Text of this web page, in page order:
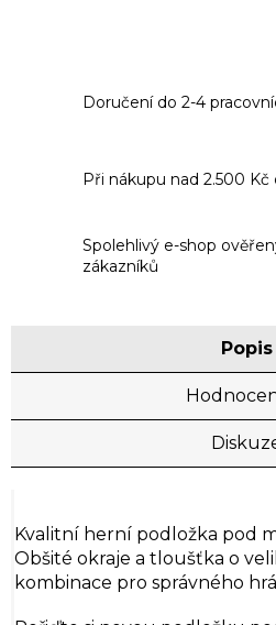
Doručení do 2-4
Při nákupu nad 2.500
Spolehlivý e-shop
zákazníků
Popis
Kvalitní herní podložka pod
Obšité okraje a tloušťka o
kombinace pro správného